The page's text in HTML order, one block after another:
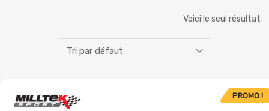
Voici le seul résultat
PROMO !